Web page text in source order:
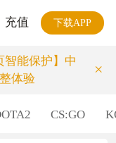
充值 下载APP
智能保护】中
体验
×
CS:GO